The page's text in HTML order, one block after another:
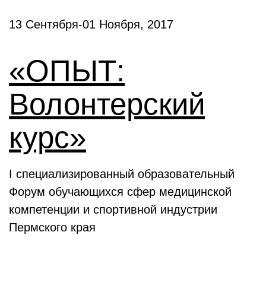
13 Сентября-01 Ноября, 2017
«ОПЫТ:
Волонтерский
курс»
I специализированный образовательный
Форум обучающихся сфер медицинской
компетенции и спортивной индустрии
Пермского края